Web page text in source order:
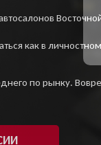
как в
по рынку.